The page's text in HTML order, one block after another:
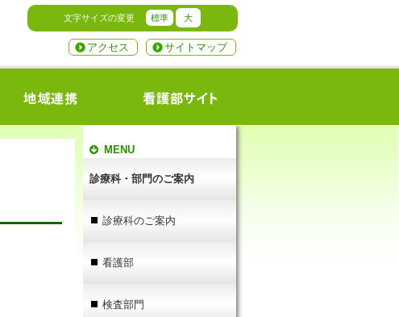
文字サイズの変更 標準 大
サイトマップ
アクセス
MENU
診療科・部門のご案内
診療科のご案内
看護部
検査部門